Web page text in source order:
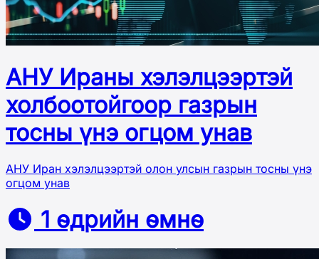
АНУ Ираны хэлэлцээртэй
холбоотойгоор газрын
тосны үнэ огцом унав
АНУ Иран хэлэлцээртэй олон улсын газрын тосны үнэ
огцом унав
1 өдрийн өмнө